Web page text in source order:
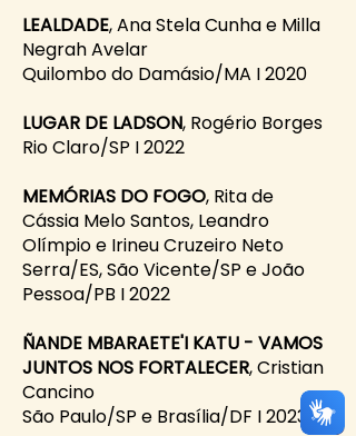
LEALDADE, Ana Stela Cunha e Milla
Negrah Avelar
Quilombo do Damásio/MA I 2020
LUGAR DE LADSON, Rogério Borges
Rio Claro/SP I 2022
MEMÓRIAS DO FOGO, Rita de
Cássia Melo Santos, Leandro
Olímpio e Irineu Cruzeiro Neto
Serra/ES, São Vicente/SP e João
Pessoa/PB I 2022
ÑANDE MBARAETE'I KATU - VAMOS
JUNTOS NOS FORTALECER, Cristian
Cancino
São Paulo/SP e Brasília/DF I 2023